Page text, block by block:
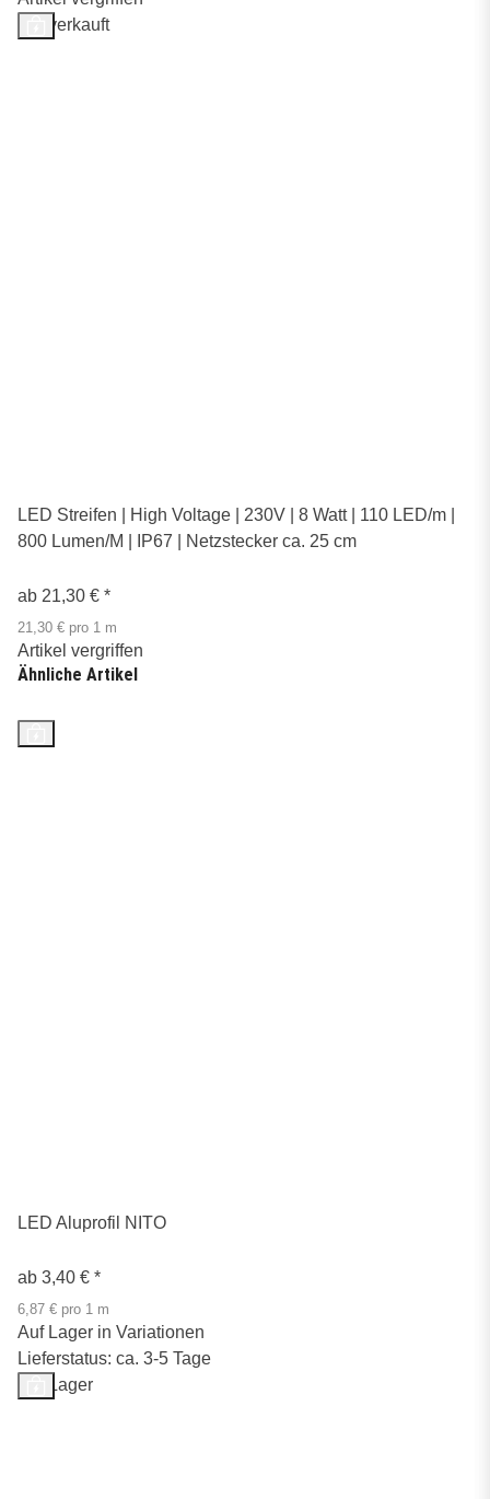
Ausverkauft
LED Streifen | High Voltage | 230V | 8 Watt | 110 LED/m |
800 Lumen/M | IP67 | Netzstecker ca. 25 cm
ab 21,30 € *
21,30 € pro 1 m
Artikel vergriffen
Ähnliche Artikel
LED Aluprofil NITO
ab 3,40 € *
6,87 € pro 1 m
Auf Lager in Variationen
Lieferstatus: ca. 3-5 Tage
Auf Lager